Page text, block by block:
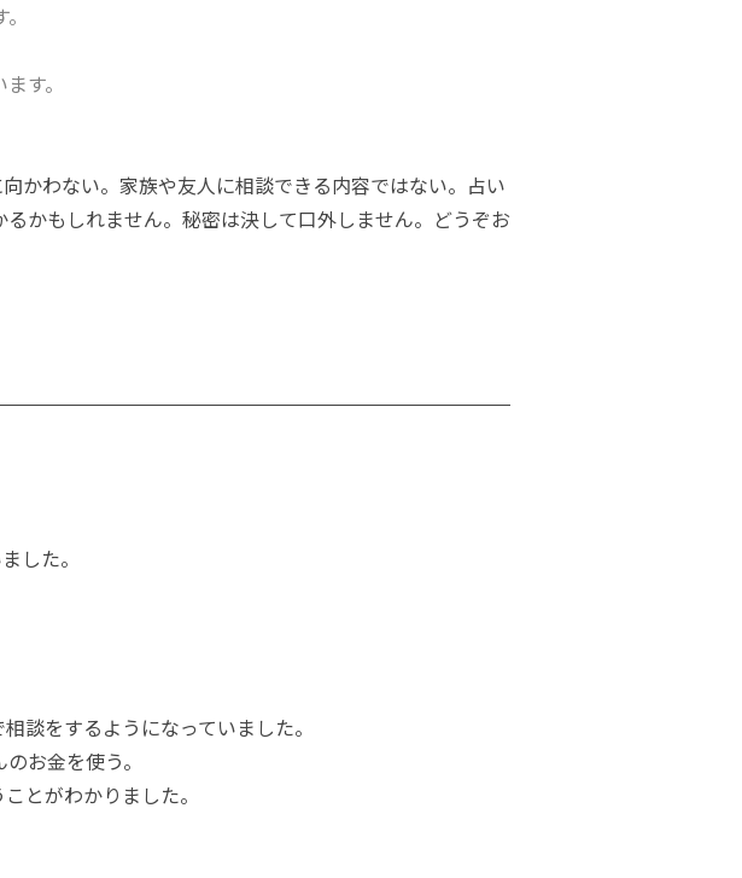
す。
かわない。家族や友人に相談できる内容ではない。占い
かもしれません。秘密は決して口外しません。どうぞお
した。
談をするようになっていました。
お金を使う。
とがわかりました。